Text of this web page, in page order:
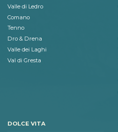
Valle di Ledro
Comano
Tenno
Dro & Drena
Valle dei Laghi
Val di Gresta
DOLCE VITA